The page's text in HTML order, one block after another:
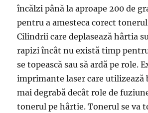
încălzi până la aproape 200 de
pentru a amesteca corect
Cilindrii care deplasează hârtia
rapizi încât nu există timp
se topească sau să ardă pe role.
imprimante laser care utilizează
mai degrabă decât role de
tonerul pe hârtie. Tonerul se va